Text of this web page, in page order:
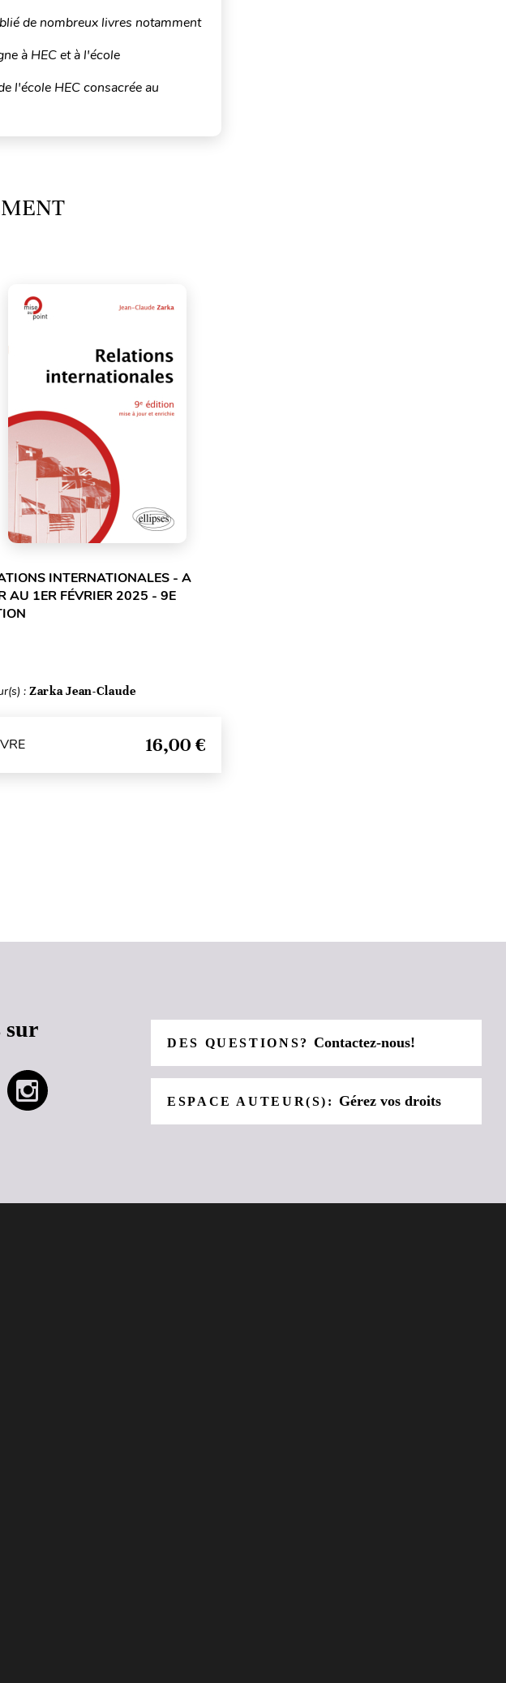
de nombreux livres notamment
à HEC et à l'école
l'école HEC consacrée au
INTERNATIONALES - A
AU 1ER FÉVRIER 2025 - 9E
: Zarka Jean-Claude
16,00 €
sur
DES QUESTIONS?Contactez-nous!
ESPACE AUTEUR(S): Gérez vos droits